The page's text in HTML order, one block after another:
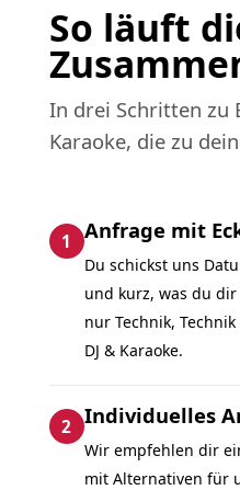
So läuft
In drei Schritten zu
Karaoke, die zu
1 Anfrage mit
Du schickst uns
und kurz, was du
nur Technik,
DJ & Karaoke.
2 Individuelles
Wir empfehlen dir
mit Alternativen für